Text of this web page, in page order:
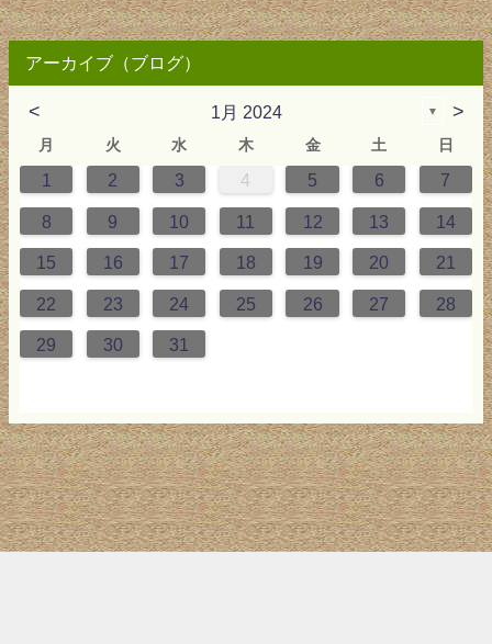
アーカイブ（ブログ）
< 1月 2024 ▼ >
月 火 水 木 金 土 日
1 2 3 4 5 6 7
8 9 10 11 12 13 14
15 16 17 18 19 20 21
22 23 24 25 26 27 28
29 30 31